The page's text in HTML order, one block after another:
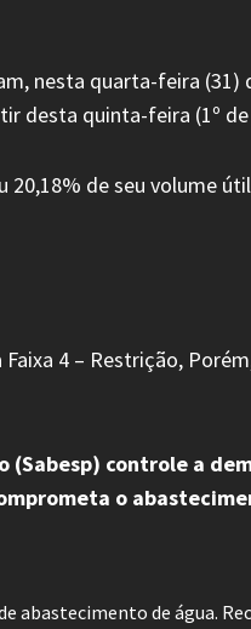
nesta quarta-feira (31)
desta quinta-feira (1º
de seu volume
4 – Restrição,
(Sabesp) controle a
o
abastecimento de água.